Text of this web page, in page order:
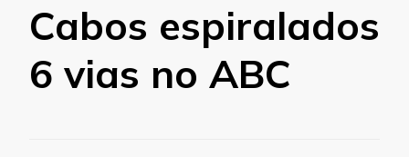
Cabos espiralados
6 vias no ABC